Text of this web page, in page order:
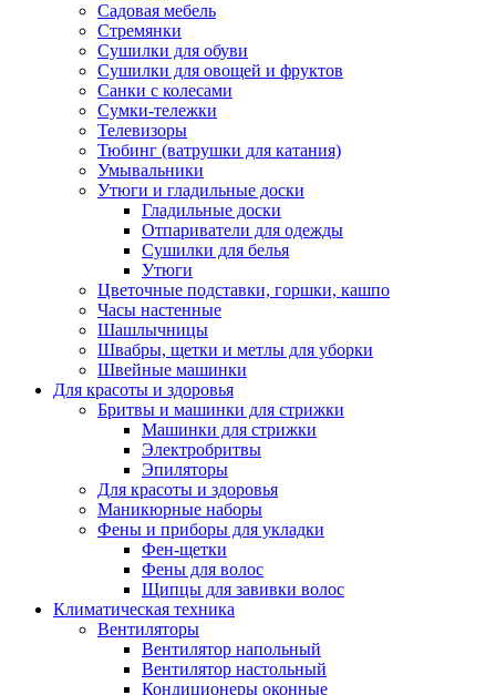
Садовая мебель
Стремянки
Сушилки для обуви
Сушилки для овощей и фруктов
Санки с колесами
Сумки-тележки
Телевизоры
Тюбинг (ватрушки для катания)
Умывальники
Утюги и гладильные доски
Гладильные доски
Отпариватели для одежды
Сушилки для белья
Утюги
Цветочные подставки, горшки, кашпо
Часы настенные
Шашлычницы
Швабры, щетки и метлы для уборки
Швейные машинки
Для красоты и здоровья
Бритвы и машинки для стрижки
Машинки для стрижки
Электробритвы
Эпиляторы
Для красоты и здоровья
Маникюрные наборы
Фены и приборы для укладки
Фен-щетки
Фены для волос
Щипцы для завивки волос
Климатическая техника
Вентиляторы
Вентилятор напольный
Вентилятор настольный
Кондиционеры оконные